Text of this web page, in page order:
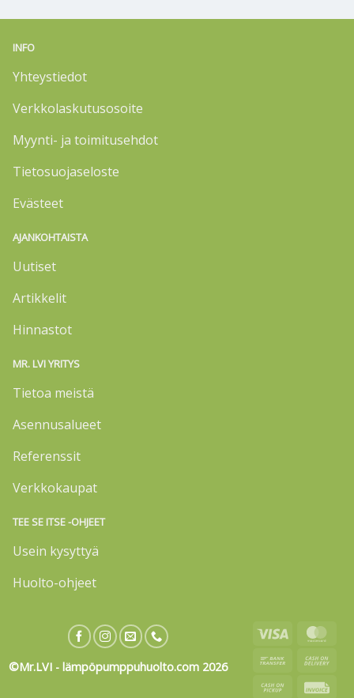
INFO
Yhteystiedot
Verkkolaskutusosoite
Myynti- ja toimitusehdot
Tietosuojaseloste
Evästeet
AJANKOHTAISTA
Uutiset
Artikkelit
Hinnastot
MR. LVI YRITYS
Tietoa meistä
Asennusalueet
Referenssit
Verkkokaupat
TEE SE ITSE -OHJEET
Usein kysyttyä
Huolto-ohjeet
©Mr.LVI - lämpöpumppuhuolto.com 2026
Visa
Bank
Cash